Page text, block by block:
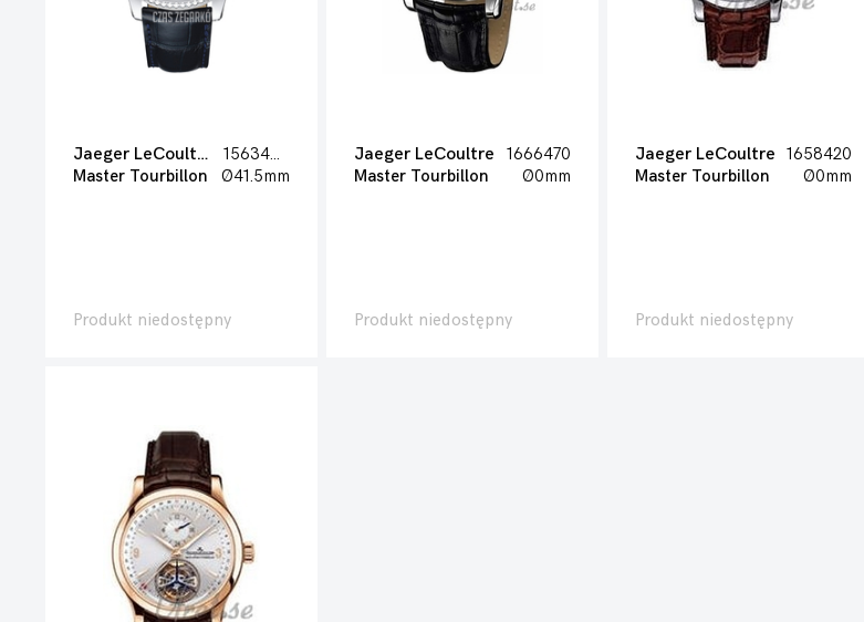
Jaeger LeCoultre
1563480
Master Tourbillon
Ø41.5mm
Produkt niedostępny
Jaeger LeCoultre
1666470
Master Tourbillon
Ø0mm
Produkt niedostępny
Jaeger LeCoultre 1658420
Master Tourbillon
Ø0mm
Produkt niedostępny